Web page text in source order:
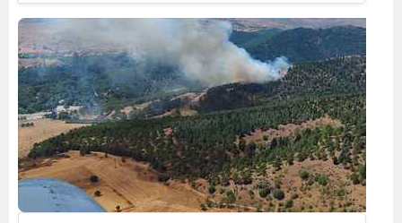
Samsun
Siirt
Sinop
Sivas
Tekirdağ
Tokat